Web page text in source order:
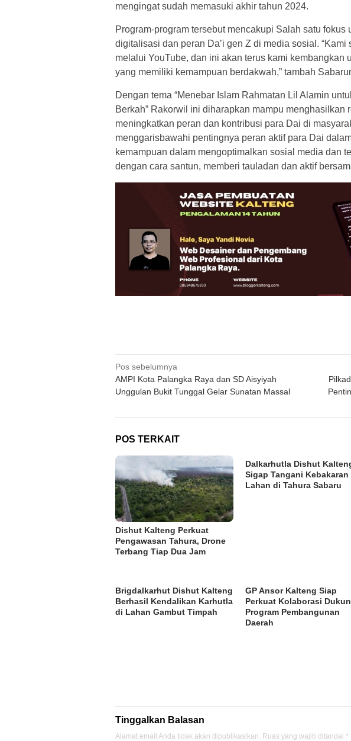
mengingat sudah memasuki akhir tahun 2024.
Program-program tersebut mencakupi Salah satu fokus
digitalisasi dan peran Da’i gen Z di media sosial. “Kami
melalui YouTube, dan ini akan terus kami kembangkan
yang memiliki kemampuan berdakwah,” tambah
Dengan tema “Menebar Islam Rahmatan Lil Alamin
Berkah” Rakorwil ini diharapkan mampu menghasilkan
meningkatkan peran dan kontribusi para Dai di
menggarisbawahi pentingnya peran aktif para Dai
kemampuan dalam mengoptimalkan sosial media dan
dengan cara santun, memberi tauladan dan aktif
Navigasi
pos
Pos sebelumnya
AMPI Kota Palangka Raya dan SD Aisyiyah
Unggulan Bukit Tunggal Gelar Sunatan Massal
POS TERKAIT
Dishut Kalteng Perkuat
Pengawasan Tahura, Drone
Terbang Tiap Dua Jam
Dalkarhutla Dishut
Sigap Tangani Kebakaran
Lahan di Tahura Sabaru
Brigdalkarhut Dishut Kalteng
Berhasil Kendalikan Karhutla
di Lahan Gambut Timpah
GP Ansor Kalteng Siap
Perkuat Kolaborasi
Program Pembangunan
Daerah
Tinggalkan Balasan
Alamat email Anda tidak akan dipublikasikan. Ruas yang wajib ditandai *